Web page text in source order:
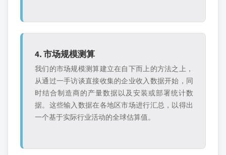
4. 市场规模测算
我们的市场规模测算建立在自下而上的方法之上，
从通过一手访谈直接收集的企业收入数据开始，同
时结合制造商的产量数据以及安装或部署统计数
据。这些输入数据在各地区市场进行汇总，以得出
一个基于实际行业活动的全球估算值。